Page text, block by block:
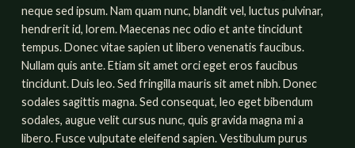
neque sed ipsum. Nam quam nunc, blandit vel, luctus pulvinar,
hendrerit id, lorem. Maecenas nec odio et ante tincidunt
tempus. Donec vitae sapien ut libero venenatis faucibus.
Nullam quis ante. Etiam sit amet orci eget eros faucibus
tincidunt. Duis leo. Sed fringilla mauris sit amet nibh. Donec
sodales sagittis magna. Sed consequat, leo eget bibendum
sodales, augue velit cursus nunc, quis gravida magna mi a
libero. Fusce vulputate eleifend sapien. Vestibulum purus